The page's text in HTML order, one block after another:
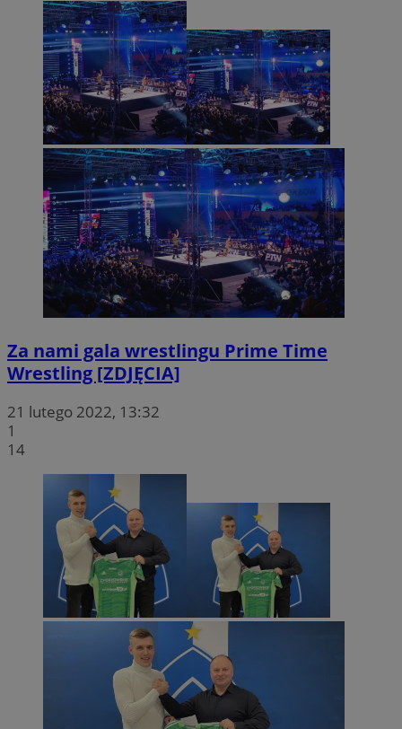
Za nami gala wrestlingu Prime Time
Wrestling [ZDJĘCIA]
21 lutego 2022, 13:32
1
14